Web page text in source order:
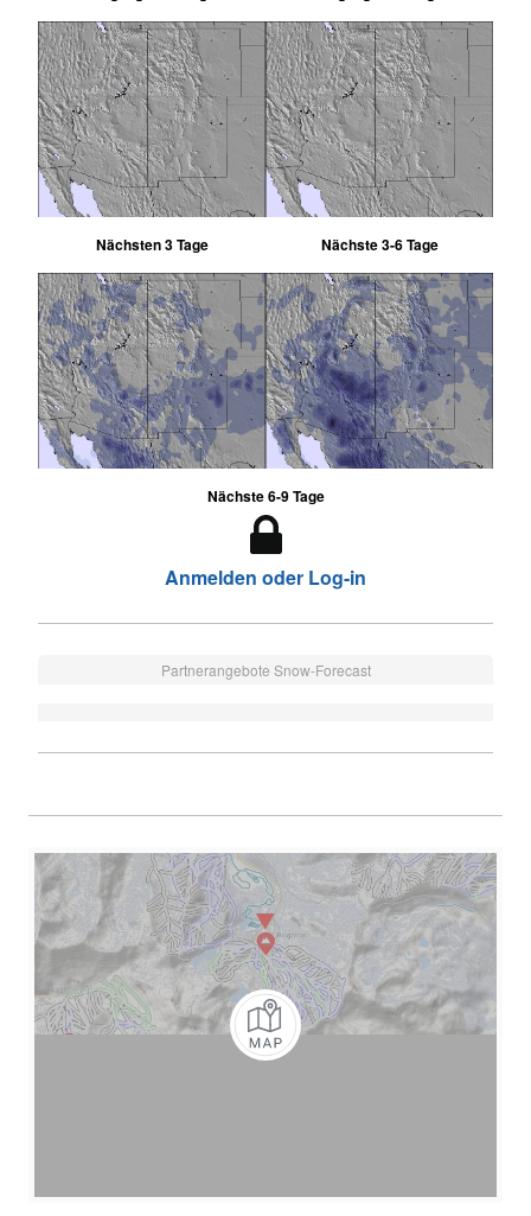
Nächsten 3 Tage Nächste 3-6 Tage
Nächste 6-9 Tage
Anmelden oder Log-in
Partnerangebote Snow-Forecast